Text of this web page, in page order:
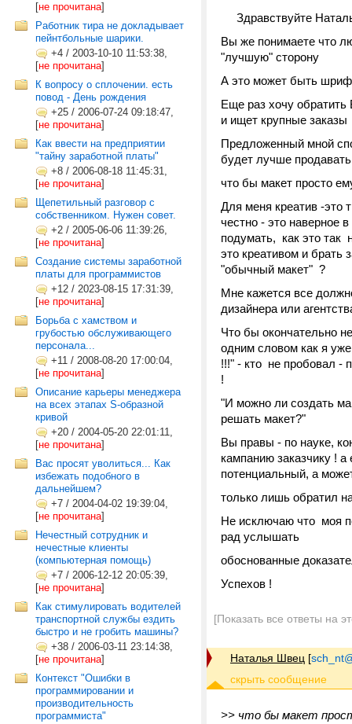
[не прочитана]
Работник тира не докладывает
пейнтбольные шарики.
+4 / 2003-10-10 11:53:38,
[не прочитана]
К вопросу о сплочении. есть
повод - День рождения
+25 / 2006-07-24 09:18:47,
[не прочитана]
Как ввести на предприятии
"тайну заработной платы"
+8 / 2006-08-18 11:45:31,
[не прочитана]
Щепетильный разговор с
собственником. Нужен совет.
+2 / 2005-06-06 11:39:26,
[не прочитана]
Создание системы заработной
платы для программистов
+12 / 2023-08-15 17:31:39,
[не прочитана]
Борьба с хамством и
грубостью обслуживающего
персонала...
+11 / 2008-08-20 17:00:04,
[не прочитана]
Описание карьеры менеджера
на всех этапах S-образной
кривой
+20 / 2004-05-20 22:01:11,
[не прочитана]
Вас просят уволиться... Как
избежать подобного в
дальнейшем?
+7 / 2004-04-02 19:39:04,
[не прочитана]
Нечестный сотрудник и
нечестные клиенты
(компьютерная помощь)
+7 / 2006-12-12 20:05:39,
[не прочитана]
Как стимулировать водителей
транспортной службы ездить
быстро и не гробить машины?
+38 / 2006-03-11 23:14:38,
[не прочитана]
Контекст "Ошибки в
программировании и
производительность
программиста"
Здравствуйте
Вы же понимаете что
"лучшую" сторону
А это может быть
Еще раз хочу
и ищет крупные заказы
Предложенный мной
будет лучше
что бы макет просто
Для меня креатив -это
честно - это наверное
подумать, как это так
это креативом и
"обычный макет" ?
Мне кажется все
дизайнера или
Что бы окончательно
одним словом как я
!!!" - кто не пробовал -
!
"И можно ли создать
решать макет?"
Вы правы - по науке,
кампанию заказчику !
потенциальный, а
только лишь обратил
Не исключаю что моя
рад услышать
обоснованные
Успехов !
[Показать все ответы на
Наталья Швец [
>> что бы макет